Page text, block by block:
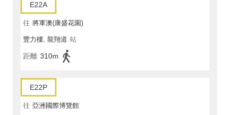
E22A
往 將軍澳(康盛花園)
豐力樓, 龍翔道 站
距離 310m
E22P
往 亞洲國際博覽館